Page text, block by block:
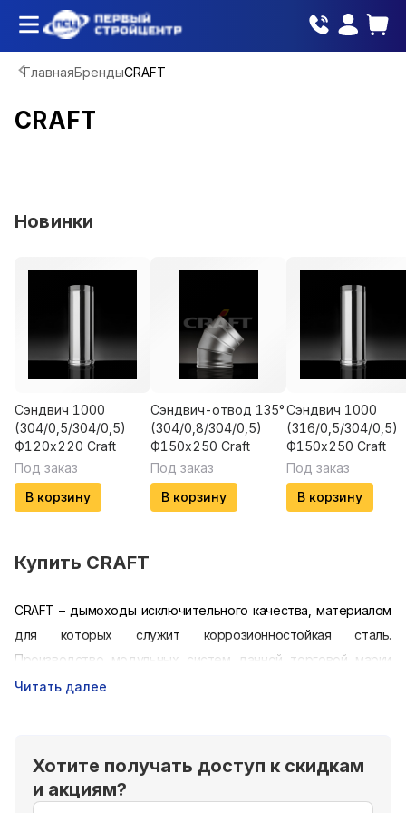
ГлавнаяБрендыCRAFT
CRAFT
Новинки
Сэндвич 1000
(304/0,5/304/0,5)
Ф120х220 Craft
Под заказ
В корзину
Сэндвич-отвод 135°
(304/0,8/304/0,5)
Ф150х250 Craft
Под заказ
В корзину
Сэндвич 1000
(316/0,5/304/0,5)
Ф150х250 Craft
Под заказ
В корзину
Купить CRAFT
CRAFT – дымоходы исключительного качества, материалом
для которых служит коррозионностойкая сталь.
Производство модульных систем данной торговой марки
стартовало еще в 2009 году. Тогда своей целью сотрудники
не уступающего по своим характеристикам европейским
Читать далее
Хотите получать доступ к скидкам
и акциям?